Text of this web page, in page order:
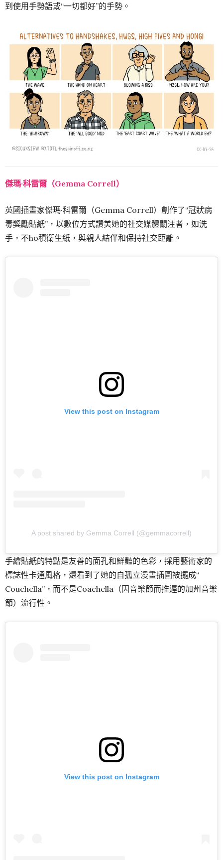
到使用手勢語或“一切都好”的手勢。
傑瑪·科雷爾（Gemma Correll）
英國插畫家傑瑪·科雷爾（Gemma Correll）創作了“冠狀病
毒獎勵貼紙”，以數位方式讚美她的社交媒體關注者，如洗
手，不ho積衛生紙，與親人結伴和保持社交距離。
View this post on Instagram
A post shared by Gemma Correll (@gemmacorrell)
手繪貼紙的特點是友善的面孔和鮮豔的色彩，採用藝術家的
標誌性卡通風格，還看到了她的自孤立漫畫插圖被擺成“
Couchella”，而不是Coachella（因音樂節而推遲的加州音樂
節）流行性。
View this post on Instagram